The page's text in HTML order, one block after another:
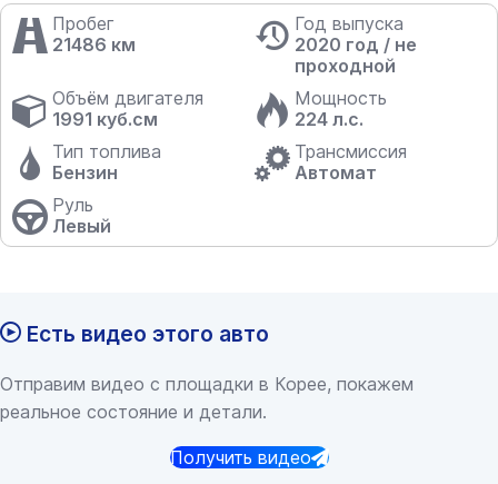
Пробег
21486 км
Год выпуска
2020 год / не
проходной
Объём двигателя
1991 куб.см
Мощность
224 л.с.
Тип топлива
Бензин
Трансмиссия
Автомат
Руль
Левый
Есть видео этого авто
Отправим видео с площадки в Корее, покажем
реальное состояние и детали.
Получить видео